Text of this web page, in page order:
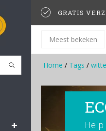
GRATIS
Meest bekeken
Home / Tags /